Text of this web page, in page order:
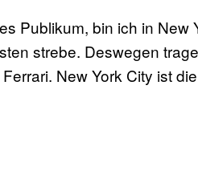
Publikum, bin ich in New
strebe. Deswegen
New York City ist